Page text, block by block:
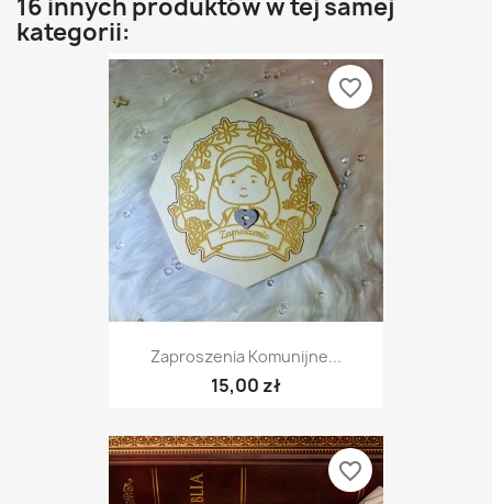
16 innych produktów w tej samej
kategorii:
Zaproszenia Komunijne...
15,00 zł
favorite_border
favorite_border